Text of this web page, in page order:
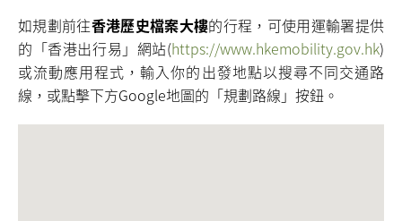
如規劃前往香港歷史檔案大樓的行程，可使用運輸署提供
的「香港出行易」網站(https://www.hkemobility.gov.hk)
或流動應用程式，輸入你的出發地點以搜尋不同交通路
線，或點擊下方Google地圖的「規劃路線」按鈕。